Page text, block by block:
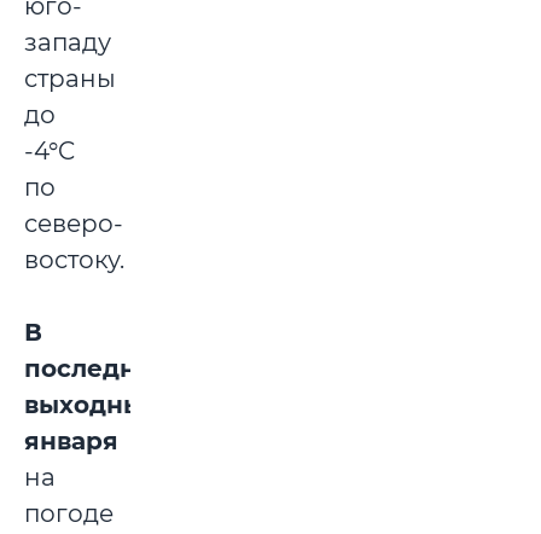
юго-
западу
страны
до
-4°C
по
северо-
востоку.
В
последние
выходные
января
на
погоде